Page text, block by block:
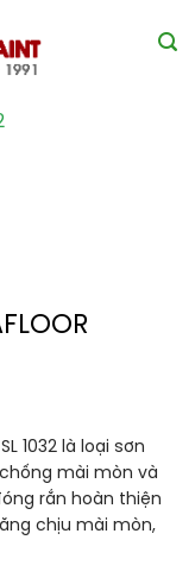
1032 là loại sơn
mài mòn và
rắn hoàn thiện
chịu mài mòn,